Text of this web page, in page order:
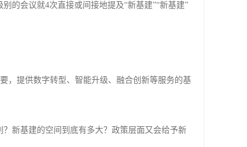
的会议就4次直接或间接地提及“新基建”“新基建”
，提供数字转型、智能升级、融合创新等服务的基
新基建的空间到底有多大？政策层面又会给予新